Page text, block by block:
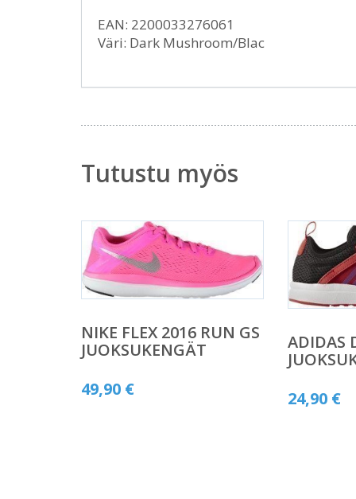
EAN: 2200033276061
Väri: Dark Mushroom/Blac
Tutustu myös
NIKE FLEX 2016 RUN GS
JUOKSUKENGÄT
49,90 €
ADIDAS
24,90 €